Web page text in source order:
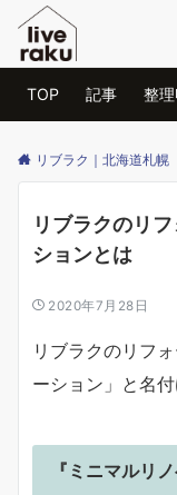
TOP 記事 整
リブラク｜北海道札幌 整理収納
リブラクのリ
ションとは
2020年7月28日
リブラクのリフ
ーション」と名付
『ミニマルリ